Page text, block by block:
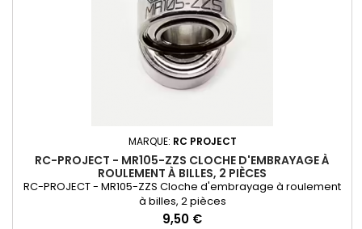
MARQUE: RC PROJECT
RC-PROJECT - MR105-ZZS CLOCHE D'EMBRAYAGE À
ROULEMENT À BILLES, 2 PIÈCES
RC-PROJECT - MR105-ZZS Cloche d'embrayage à roulement
à billes, 2 pièces
Prix
9,50 €